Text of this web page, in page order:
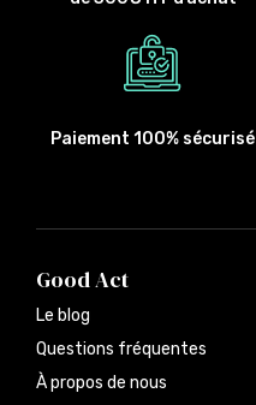
Paiement 100% sécurisé
Good Act
Le blog
Questions fréquentes
À propos de nous